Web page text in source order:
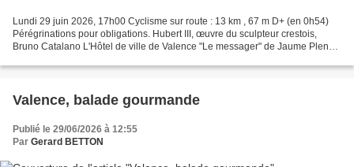
Lundi 29 juin 2026, 17h00 Cyclisme sur route : 13 km , 67 m D+ (en 0h54)
Pérégrinations pour obligations. Hubert III, œuvre du sculpteur crestois,
Bruno Catalano L'Hôtel de ville de Valence "Le messager" de Jaume Plensa,
Valence, balade gourmande
Publié le 29/06/2026 à 12:55
Par Gerard BETTON